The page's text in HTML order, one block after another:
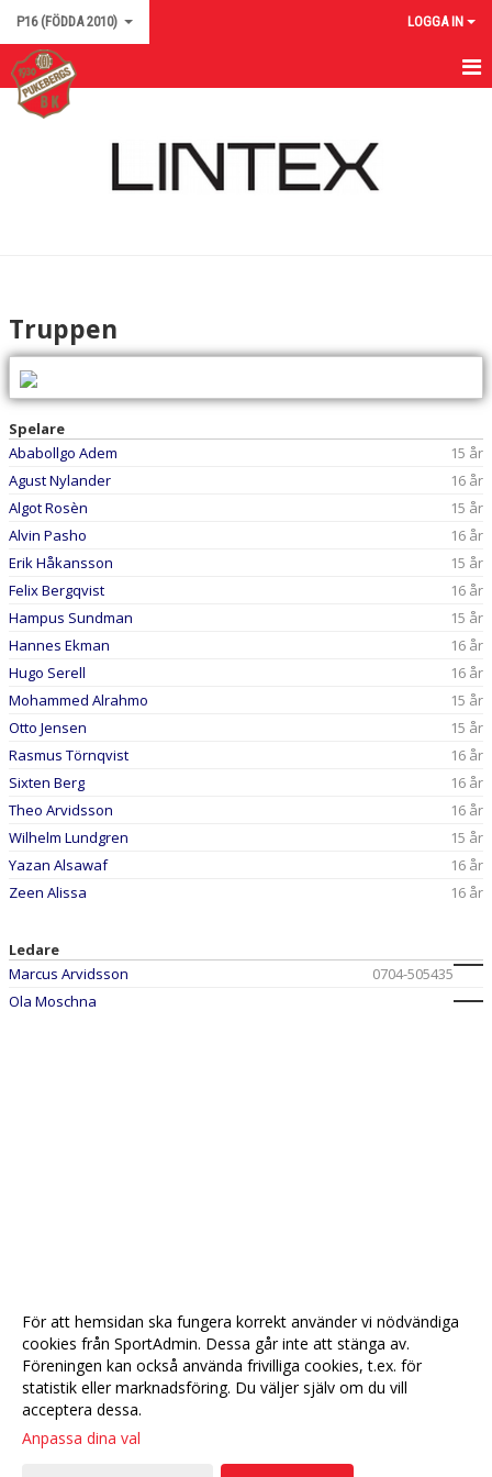
P16 (FÖDDA 2010) LOGGA IN
HEM P10
BILDGALLERI
DOKUMENT
KONTAKT
Truppen
Spelare
Ababollgo Adem
15 år
Agust Nylander
16 år
Algot Rosèn
15 år
Alvin Pasho
16 år
Erik Håkansson
15 år
Felix Bergqvist
16 år
Hampus Sundman
15 år
Hannes Ekman
16 år
Hugo Serell
16 år
Mohammed Alrahmo
15 år
Otto Jensen
15 år
Rasmus Törnqvist
16 år
Sixten Berg
16 år
Theo Arvidsson
16 år
Wilhelm Lundgren
15 år
Yazan Alsawaf
16 år
Zeen Alissa
16 år
Ledare
Marcus Arvidsson
0704-505435
Ola Moschna
För att hemsidan ska fungera korrekt använder vi nödvändiga
cookies från SportAdmin. Dessa går inte att stänga av.
Föreningen kan också använda frivilliga cookies, t.ex. för
statistik eller marknadsföring. Du väljer själv om du vill
acceptera dessa.
Anpassa dina val